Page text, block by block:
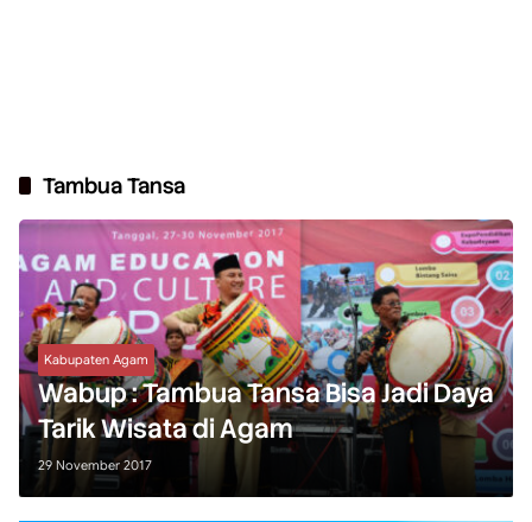
Tambua Tansa
Kabupaten Agam
Wabup : Tambua Tansa Bisa Jadi Daya
Tarik Wisata di Agam
29 November 2017